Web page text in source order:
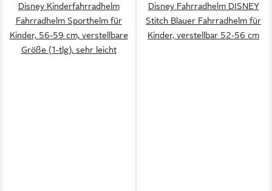
Disney Kinderfahrradhelm
Fahrradhelm Sporthelm für
Kinder, 56-59 cm, verstellbare
Größe (1-tlg), sehr leicht
Disney Fahrradhelm DISNEY
Stitch Blauer Fahrradhelm für
Kinder, verstellbar 52-56 cm